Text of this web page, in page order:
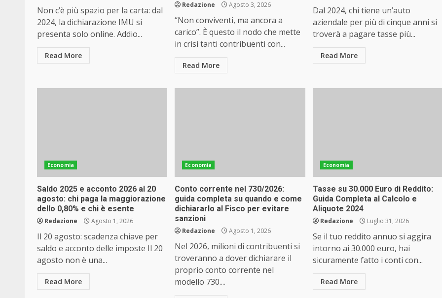
Non c’è più spazio per la carta: dal
2024, la dichiarazione IMU si
presenta solo online. Addio...
Read More
Redazione Agosto 3, 2026
“Non conviventi, ma ancora a
carico”. È questo il nodo che mette
in crisi tanti contribuenti con...
Read More
Dal 2024, chi tiene un’auto
aziendale per più di cinque anni si
troverà a pagare tasse più...
Read More
Economia
Saldo 2025 e acconto 2026 al 20
agosto: chi paga la maggiorazione
dello 0,80% e chi è esente
Redazione Agosto 1, 2026
Il 20 agosto: scadenza chiave per
saldo e acconto delle imposte Il 20
agosto non è una...
Read More
Economia
Conto corrente nel 730/2026:
guida completa su quando e come
dichiararlo al Fisco per evitare
sanzioni
Redazione Agosto 1, 2026
Nel 2026, milioni di contribuenti si
troveranno a dover dichiarare il
proprio conto corrente nel
modello 730....
Economia
Tasse su 30.000 Euro di Reddito:
Guida Completa al Calcolo e
Aliquote 2024
Redazione Luglio 31, 2026
Se il tuo reddito annuo si aggira
intorno ai 30.000 euro, hai
sicuramente fatto i conti con...
Read More